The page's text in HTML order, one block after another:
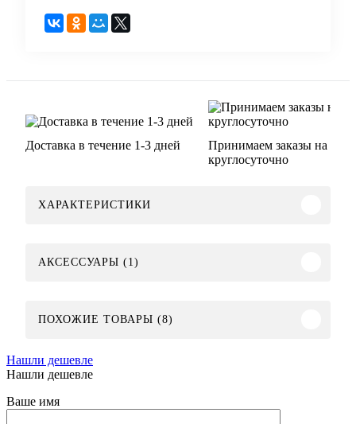
Доставка в течение 1-3 дней
Принимаем заказы на
круглосуточно
ХАРАКТЕРИСТИКИ
АКСЕССУАРЫ (1)
ПОХОЖИЕ ТОВАРЫ (8)
Нашли дешевле
Нашли дешевле
Ваше имя